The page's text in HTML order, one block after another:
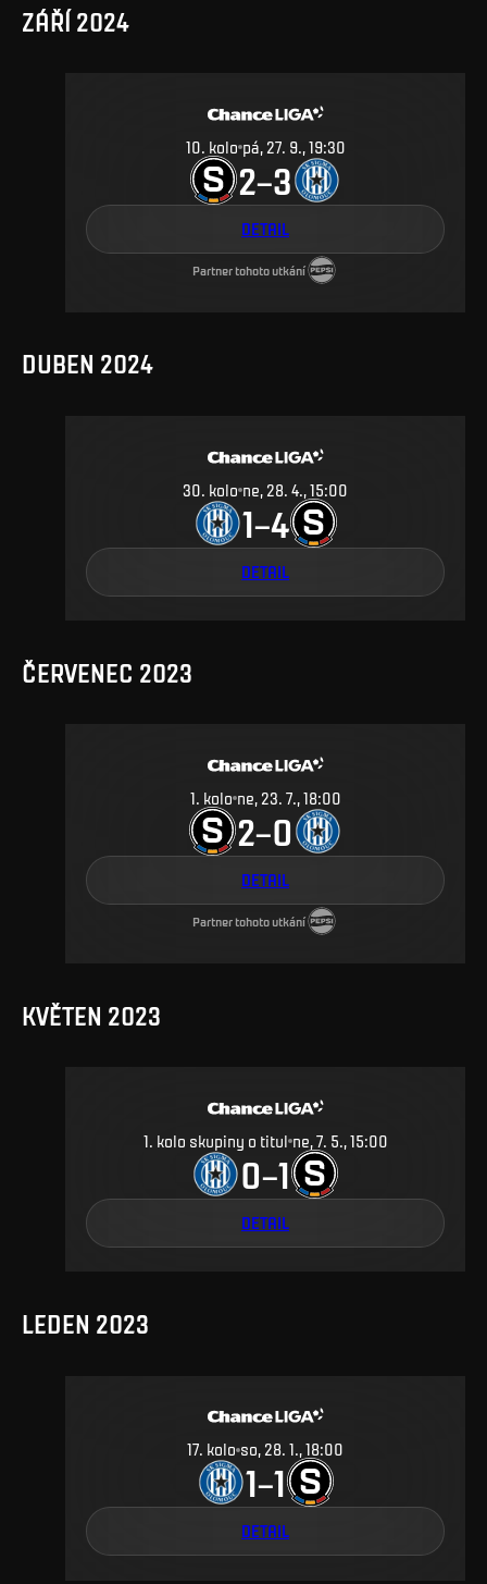
ZÁŘÍ 2024
10. kolo pá, 27. 9., 19:30
2–3
DETAIL
Partner tohoto utkání
DUBEN 2024
30 kolo ne, 28. 4., 15:00
1–4
DETAIL
ČERVENEC 2023
1. kolo ne, 23. 7., 18:00
2–0
DETAIL
Partner tohoto utkání
KVĚTEN 2023
1. kolo skupiny o titul ne, 7. 5., 15:00
0–1
DETAIL
LEDEN 2023
17. kolo so, 28. 1., 18:00
1–1
DETAIL